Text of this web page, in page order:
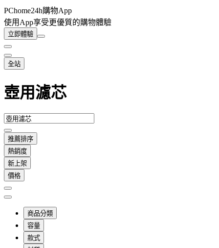
PChome24h購物App
使用App享受更優質的購物體驗
立即體驗
全站
壺用濾芯
推薦排序
熱銷度
新上架
價格
商品分類
容量
款式